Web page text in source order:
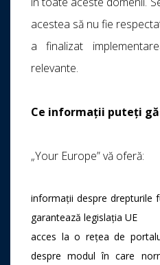
acestea să nu fie
a finalizat
relevante.
Ce informații puteți
„Your Europe” vă oferă:
informații despre drepturile
garantează legislația UE
acces la o rețea de
despre modul în care